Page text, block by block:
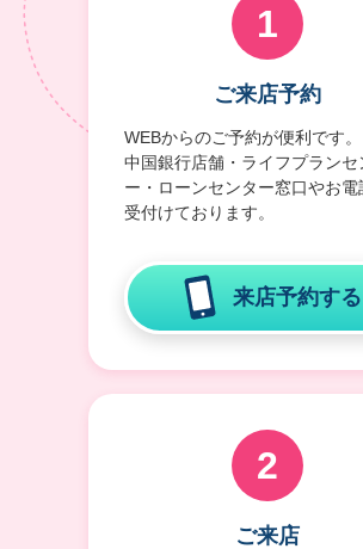
1
ご来店予約
WEBからのご予約が便利です。
中国銀行店舗・ライフプランセ
ー・ローンセンター窓口やお電
受付けております。
来店予約する
2
ご来店